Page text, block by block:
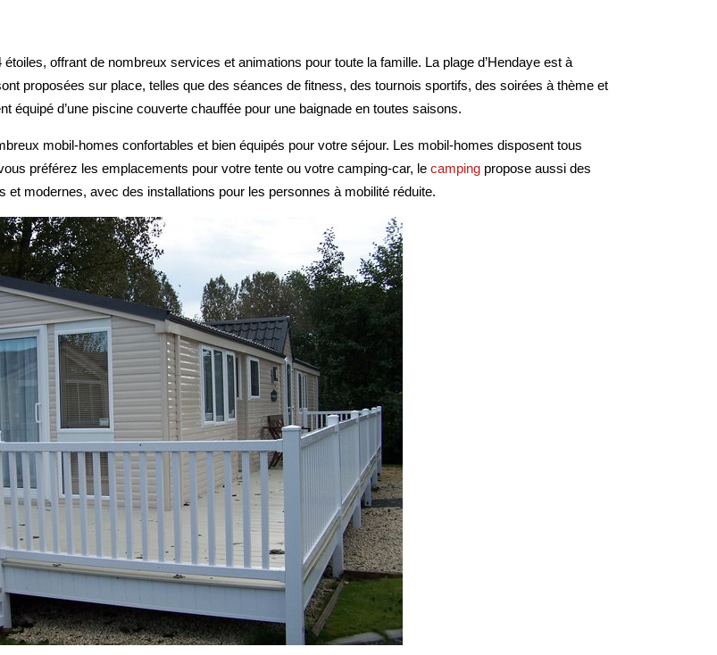
offrant de nombreux services et animations pour toute la famille. La plage d’Hendaye est à
proposées sur place, telles que des séances de fitness, des tournois sportifs, des soirées à thème et
équipé d’une piscine couverte chauffée pour une baignade en toutes saisons.
mobil-homes confortables et bien équipés pour votre séjour. Les mobil-homes disposent tous
préférez les emplacements pour votre tente ou votre camping-car, le camping propose aussi des
modernes, avec des installations pour les personnes à mobilité réduite.